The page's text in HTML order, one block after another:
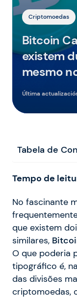
Criptomoedas
Bitcoin
existem
mesmo
Última
Tabela de
Tempo de
No fascinante
que existem
similares,
O que poderia
tipográfico é,
das divisões
criptomoedas,